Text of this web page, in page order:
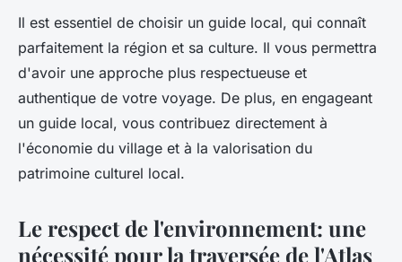
Il est essentiel de choisir un guide local, qui connaît
parfaitement la région et sa culture. Il vous permettra
d'avoir une approche plus respectueuse et
authentique de votre voyage. De plus, en engageant
un guide local, vous contribuez directement à
l'économie du village et à la valorisation du
patrimoine culturel local.
Le respect de l'environnement: une
nécessité pour la traversée de l'Atlas